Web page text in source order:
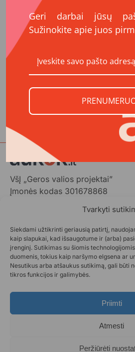
Tvarkyti
Siekdami užtikrinti geriausią patirtį,
kaip slapukai, kad išsaugotume ir (arba)
įrenginį. Sutikimas su šiomis
duomenis, tokius kaip naršymo elgsena ar
Nesutikus arba atšaukus sutikimą, gali būti
tikros funkcijos ir galimybės.
Priimti
Atmesti
Peržiūrėti
2023
VšĮ „Geros valios projektai”
Įmonės kodas 301678868
LT-01103 Vilnius, Lietuva
+370 602 31001,info@aukok.lt
+370 698 24305 (verslo
Kontaktai
Aukok.lt taisyklės
Geri darbai jūsų
Sužinokite apie juos